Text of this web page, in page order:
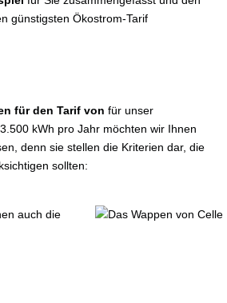
günstigsten Ökostrom-Tarif
für den Tarif von für unser
kWh pro Jahr möchten wir Ihnen
denn sie stellen die Kriterien dar, die
sollten:
auch die